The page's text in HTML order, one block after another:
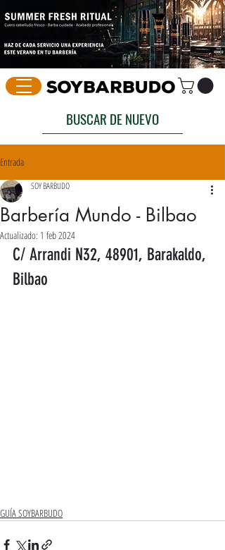
BUSCAR DE NUEVO
Entrada
Barbería Mundo - Bilbao
SOY BARBUDO
Actualizado: 1 feb 2024
C/ Arrandi N32, 48901, Barakaldo,
Bilbao
GUÍA SOYBARBUDO